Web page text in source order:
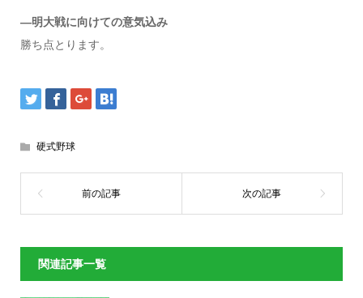
―明大戦に向けての意気込み
勝ち点とります。
硬式野球
関連記事一覧